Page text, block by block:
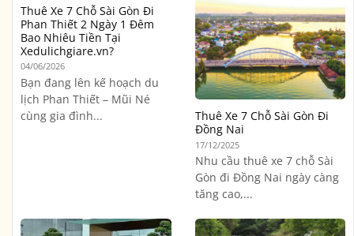
Thuê Xe 7 Chỗ Sài Gòn Đi
Phan Thiết 2 Ngày 1 Đêm
Bao Nhiêu Tiền Tại
Xedulichgiare.vn?
04/06/2026
Bạn đang lên kế hoạch du
lịch Phan Thiết – Mũi Né
cùng gia đình...
Thuê Xe 7 Chỗ Sài Gòn Đi
Đồng Nai
17/12/2025
Nhu cầu thuê xe 7 chỗ Sài
Gòn đi Đồng Nai ngày càng
tăng cao,...